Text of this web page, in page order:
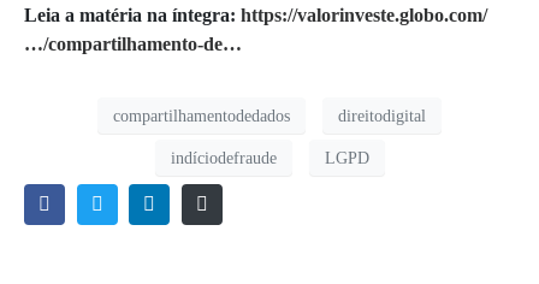
Leia a matéria na íntegra: https://valorinveste.globo.com/
…/compartilhamento-de…
compartilhamentodedados direitodigital
indíciodefraude LGPD